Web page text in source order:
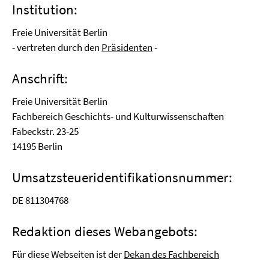
Institution:
Freie Universität Berlin
- vertreten durch den Präsidenten-
Anschrift:
Freie Universität Berlin
Fachbereich Geschichts- und Kulturwissenschaften
Fabeckstr. 23-25
14195 Berlin
Umsatzsteueridentifikationsnummer:
DE 811304768
Redaktion dieses Webangebots:
Für diese Webseiten ist derDekan des Fachbereich